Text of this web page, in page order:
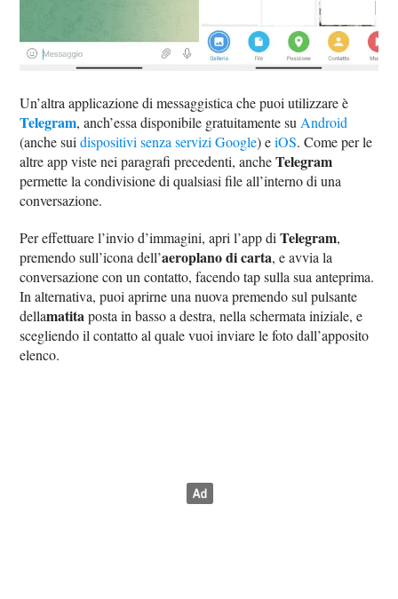
Un’altra applicazione di messaggistica che puoi utilizzare è
Telegram, anch’essa disponibile gratuitamente suAndroid
(anche suidispositivi senza servizi Google) eiOS. Come per le
altre app viste nei paragrafi precedenti, ancheTelegram
permette la condivisione di qualsiasi file all’interno di una
conversazione.
Per effettuare l’invio d’immagini, apri l’app diTelegram,
premendo sull’icona dell’aeroplano di carta, e avvia la
conversazione con un contatto, facendo tap sulla sua anteprima.
In alternativa, puoi aprirne una nuova premendo sul pulsante
dellamatitaposta in basso a destra, nella schermata iniziale, e
scegliendo il contatto al quale vuoi inviare le foto dall’apposito
elenco.